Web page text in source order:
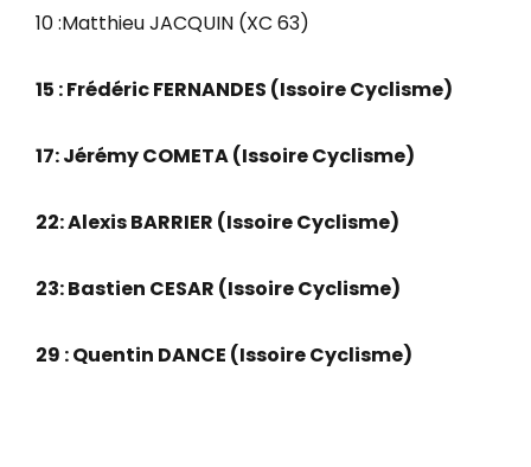
10 :Matthieu JACQUIN (XC 63)
15 : Frédéric FERNANDES (Issoire Cyclisme)
17: Jérémy COMETA (Issoire Cyclisme)
22: Alexis BARRIER (Issoire Cyclisme)
23: Bastien CESAR (Issoire Cyclisme)
29 : Quentin DANCE (Issoire Cyclisme)